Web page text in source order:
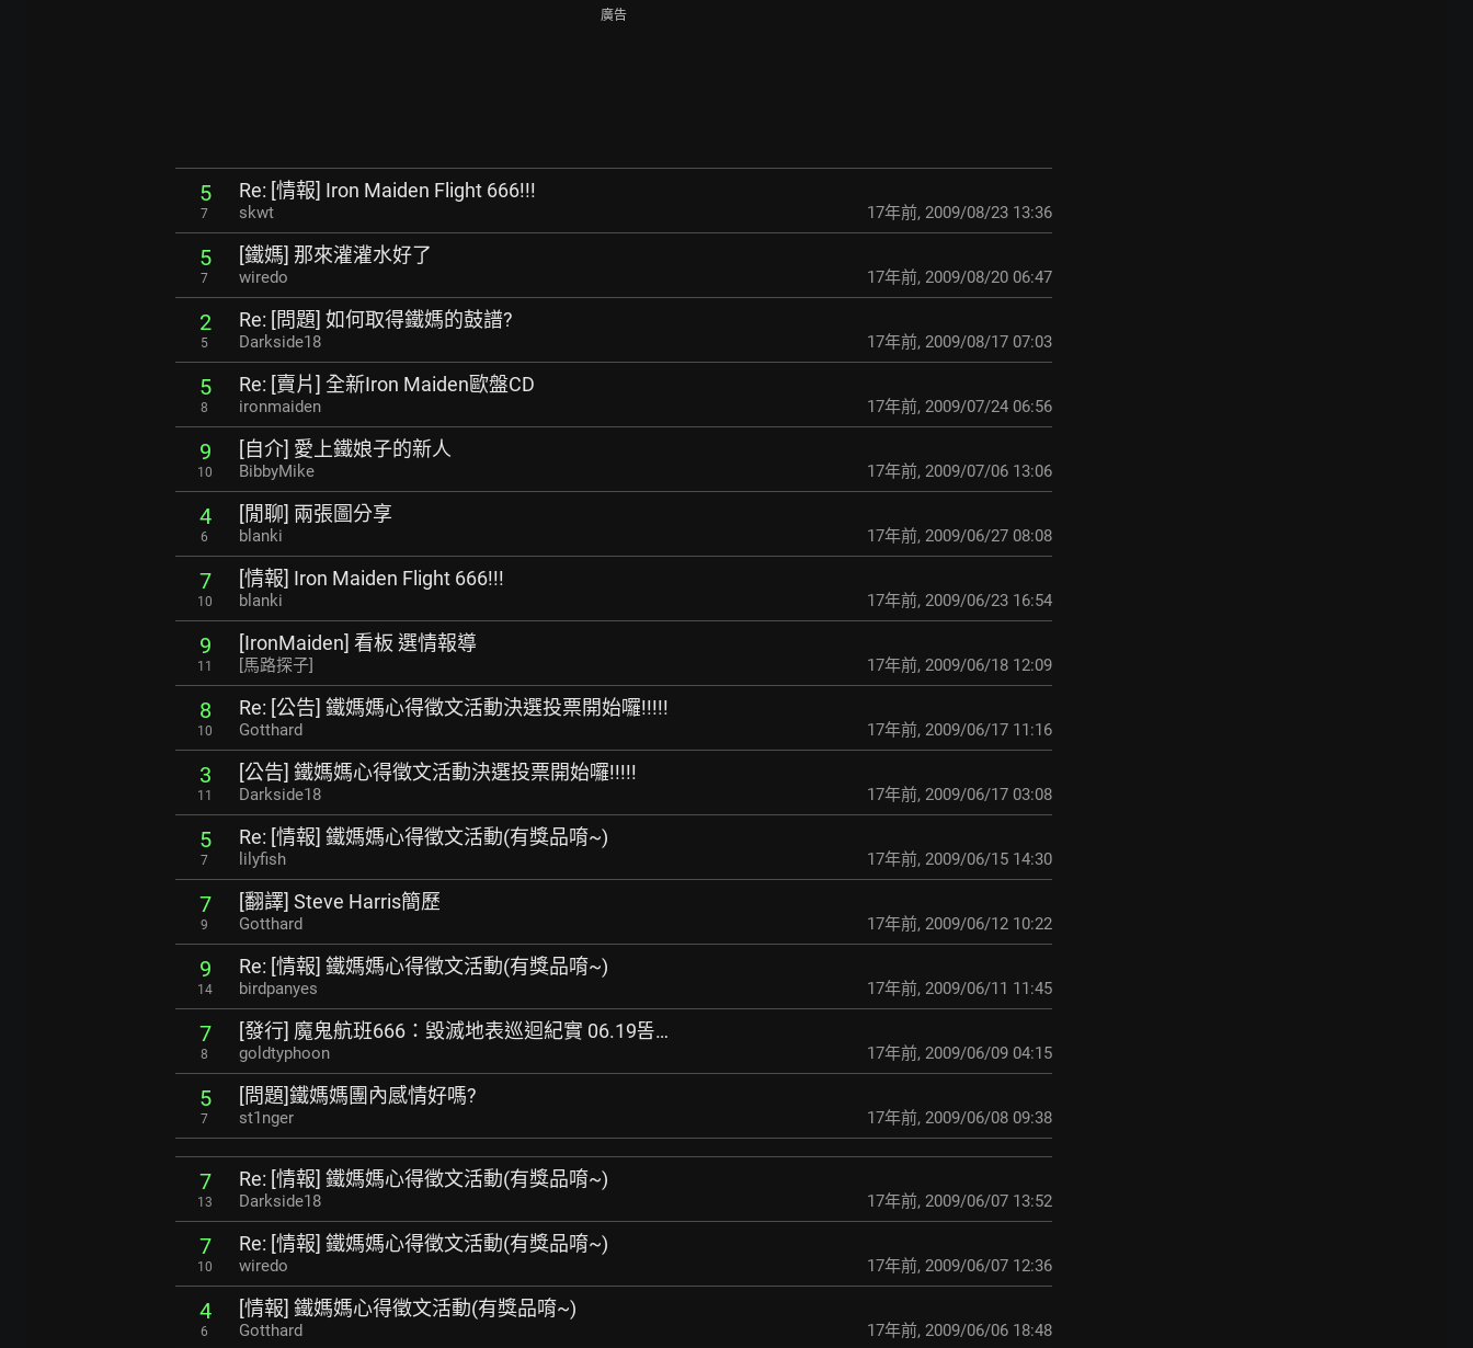
廣告
5
7
Re: [情報] Iron Maiden Flight 666!!!
skwt 17年前, 2009/08/23 13:36
5
7
[鐵媽] 那來灌灌水好了
wiredo 17年前, 2009/08/20 06:47
2
5
Re: [問題] 如何取得鐵媽的鼓譜?
Darkside18 17年前, 2009/08/17 07:03
5
8
Re: [賣片] 全新Iron Maiden歐盤CD
ironmaiden 17年前, 2009/07/24 06:56
9
10
[自介] 愛上鐵娘子的新人
BibbyMike 17年前, 2009/07/06 13:06
4
6
[閒聊] 兩張圖分享
blanki 17年前, 2009/06/27 08:08
7
10
[情報] Iron Maiden Flight 666!!!
blanki 17年前, 2009/06/23 16:54
9
11
[IronMaiden] 看板 選情報導
[馬路探子] 17年前, 2009/06/18 12:09
8
10
Re: [公告] 鐵媽媽心得徵文活動決選投票開始囉!!!!!
Gotthard 17年前, 2009/06/17 11:16
3
11
[公告] 鐵媽媽心得徵文活動決選投票開始囉!!!!!
Darkside18 17年前, 2009/06/17 03:08
5
7
Re: [情報] 鐵媽媽心得徵文活動(有獎品唷~)
lilyfish 17年前, 2009/06/15 14:30
7
9
[翻譯] Steve Harris簡歷
Gotthard 17年前, 2009/06/12 10:22
9
14
Re: [情報] 鐵媽媽心得徵文活動(有獎品唷~)
birdpanyes 17年前, 2009/06/11 11:45
7
8
[發行] 魔鬼航班666：毀滅地表巡迴紀實 06.19똠…
goldtyphoon 17年前, 2009/06/09 04:15
5
7
[問題]鐵媽媽團內感情好嗎?
st1nger 17年前, 2009/06/08 09:38
7
13
Re: [情報] 鐵媽媽心得徵文活動(有獎品唷~)
Darkside18 17年前, 2009/06/07 13:52
7
10
Re: [情報] 鐵媽媽心得徵文活動(有獎品唷~)
wiredo 17年前, 2009/06/07 12:36
4
6
[情報] 鐵媽媽心得徵文活動(有獎品唷~)
Gotthard 17年前, 2009/06/06 18:48